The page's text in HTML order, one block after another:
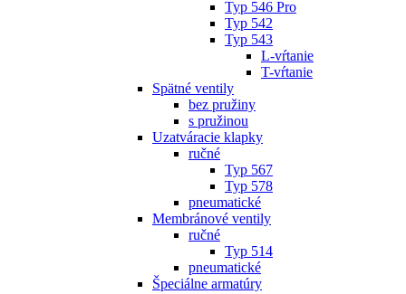
Typ 546 Pro
Typ 542
Typ 543
L-vŕtanie
T-vŕtanie
Spätné ventily
bez pružiny
s pružinou
Uzatváracie klapky
ručné
Typ 567
Typ 578
pneumatické
Membránové ventily
ručné
Typ 514
pneumatické
Špeciálne armatúry